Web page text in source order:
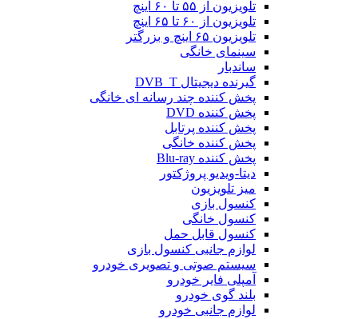
تلویزیون از ۵۵ تا ۶۰ اینچ
تلویزیون از ۶۰ تا ۶۵ اینچ
تلویزیون ۶۵ اینچ و بزرگتر
سینمای خانگی
ساندبار
گیرنده دیجیتال DVB_T
پخش کننده چند رسانه ای خانگی
پخش کننده DVD
پخش کننده پرتابل
پخش کننده خانگی
پخش کننده Blu-ray
دیتا-ویدیو پروژکتور
میز تلویزیون
کنسول بازی
کنسول خانگی
کنسول قابل حمل
لوازم جانبی کنسول بازی
سیستم صوتی و تصویری خودرو
آمپلی فایر خودرو
بلند گوی خودرو
لوازم جانبی خودرو